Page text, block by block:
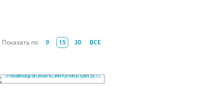
Показать по 9 15 30 ВСЕ